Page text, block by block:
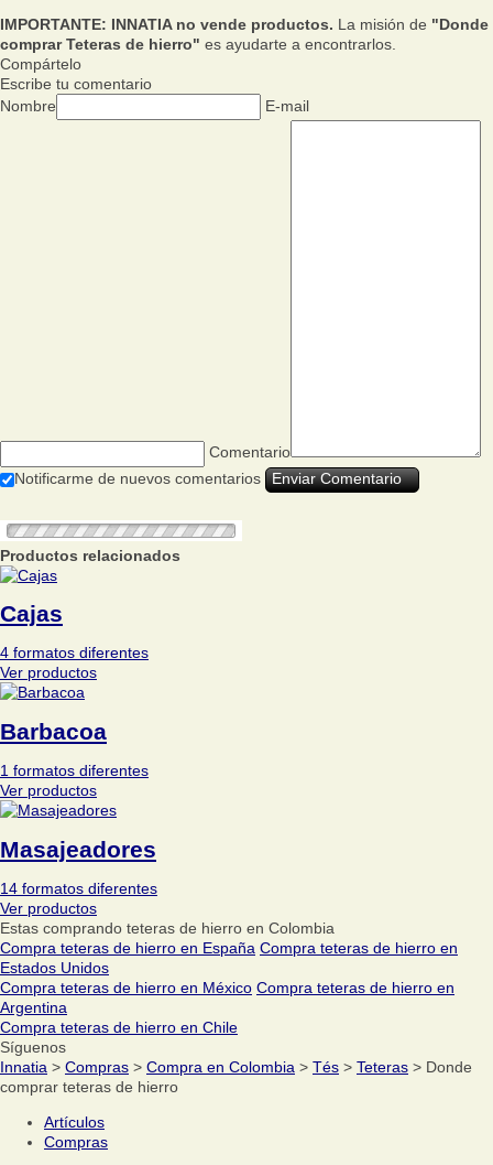
IMPORTANTE: INNATIA no vende productos. La misión de "Donde
comprar Teteras de hierro" es ayudarte a encontrarlos.
Compártelo
Escribe tu comentario
Nombre
E-mail
Comentario
Notificarme de nuevos comentarios
Productos relacionados
Cajas
4 formatos diferentes
Ver productos
Barbacoa
1 formatos diferentes
Ver productos
Masajeadores
14 formatos diferentes
Ver productos
Estas comprando teteras de hierro en Colombia
Compra teteras de hierro en España Compra teteras de hierro en
Estados Unidos
Compra teteras de hierro en México Compra teteras de hierro en
Argentina
Compra teteras de hierro en Chile
Síguenos
Innatia > Compras > Compra en Colombia > Tés > Teteras > Donde
comprar teteras de hierro
Artículos
Compras